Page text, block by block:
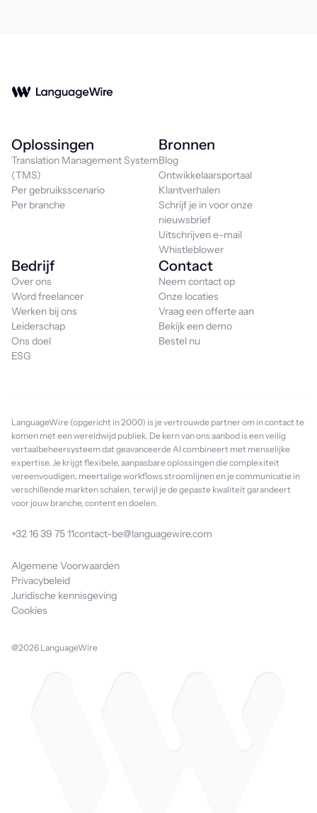
Oplossingen
Translation Management System
(TMS)
Per gebruiksscenario
Per branche
Bronnen
Blog
Ontwikkelaarsportaal
Klantverhalen
Schrijf je in voor onze
nieuwsbrief
Uitschrijven e-mail
Whistleblower
Bedrijf
Over ons
Word freelancer
Werken bij ons
Leiderschap
Ons doel
ESG
Contact
Neem contact op
Onze locaties
Vraag een offerte aan
Bekijk een demo
Bestel nu
LanguageWire (opgericht in 2000) is je vertrouwde partner om in contact te
komen met een wereldwijd publiek. De kern van ons aanbod is een veilig
vertaalbeheersysteem dat geavanceerde AI combineert met menselijke
expertise. Je krijgt flexibele, aanpasbare oplossingen die complexiteit
vereenvoudigen, meertalige workflows stroomlijnen en je communicatie in
verschillende markten schalen, terwijl je de gepaste kwaliteit garandeert
voor jouw branche, content en doelen.
+32 16 39 75 11contact-be@languagewire.com
Algemene Voorwaarden
Privacybeleid
Juridische kennisgeving
Cookies
@2026 LanguageWire